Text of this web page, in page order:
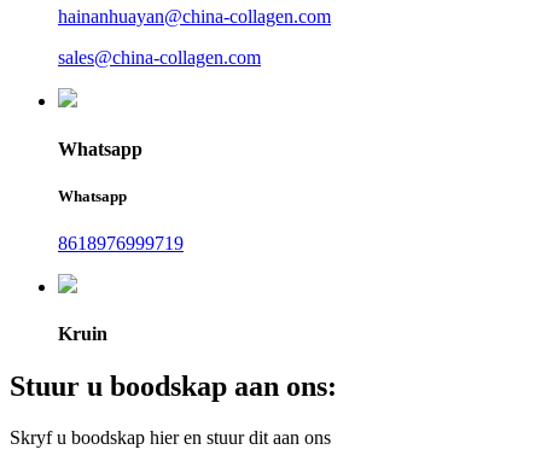
hainanhuayan@china-collagen.com
sales@china-collagen.com
Whatsapp
Whatsapp
8618976999719
Kruin
Stuur u boodskap aan ons:
Skryf u boodskap hier en stuur dit aan ons